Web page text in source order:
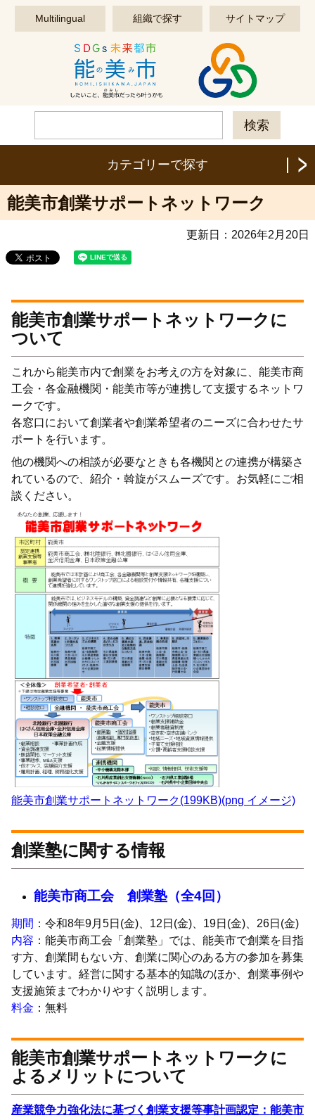
このページの本文へ移動する
Multilingual 組織で探す サイトマップ
カテゴリーで探す
能美市創業サポートネットワーク
更新日： 2026年2月20日
能美市創業サポートネットワークに
ついて
これから能美市内で創業をお考えの方を対象に、能美市商
工会・各金融機関・能美市等が連携して支援するネットワ
ークです。
各窓口において創業者や創業希望者のニーズに合わせたサ
ポートを行います。
他の機関への相談が必要なときも各機関との連携が構築さ
れているので、紹介・斡旋がスムーズです。お気軽にご相
談ください。
能美市創業サポートネットワーク(199KB)(png イメージ)
創業塾に関する情報
能美市商工会 創業塾（全4回）
期間 ：令和8年9月5日(金)、12日(金)、19日(金)、26日(金)
内容 ：能美市商工会「創業塾」では、能美市で創業を目指
す方、創業間もない方、創業に関心のある方の参加を募集
しています。経営に関する基本的知識のほか、創業事例や
支援施策までわかりやすく説明します。
料金 ：無料
能美市創業サポートネットワークに
よるメリットについて
産業競争力強化法に基づく創業支援等事計画認定：能美市